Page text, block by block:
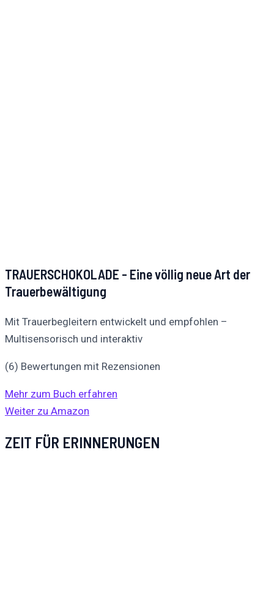
TRAUERSCHOKOLADE - Eine völlig neue Art der
Trauerbewältigung
Mit Trauerbegleitern entwickelt und empfohlen –
Multisensorisch und interaktiv
(6) Bewertungen mit Rezensionen
Mehr zum Buch erfahren
Weiter zu Amazon
ZEIT FÜR ERINNERUNGEN